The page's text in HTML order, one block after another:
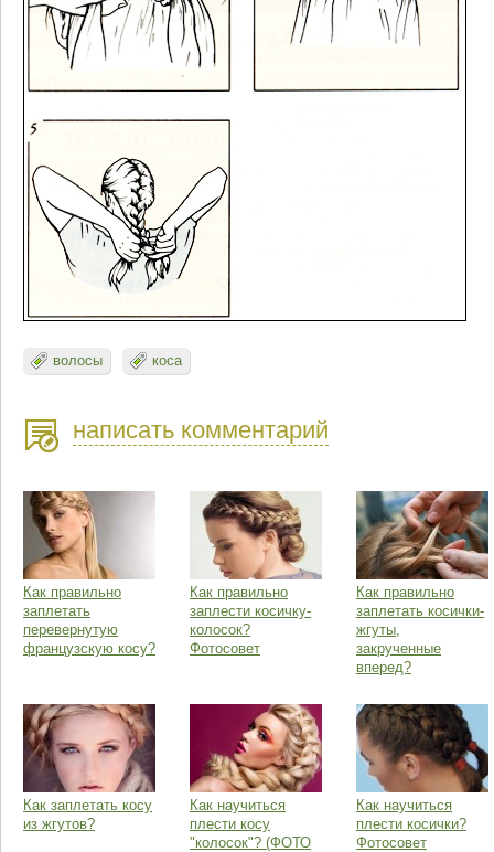
волосы коса
написать комментарий
Как правильно
заплетать
перевернутую
французскую косу?
Как правильно
заплести косичку-
колосок?
Фотосовет
Как правильно
заплетать косички-
жгуты,
закрученные
вперед?
Как заплетать косу
из жгутов?
Как научиться
плести косу
"колосок"? (ФОТО
Как научиться
плести косички?
Фотосовет